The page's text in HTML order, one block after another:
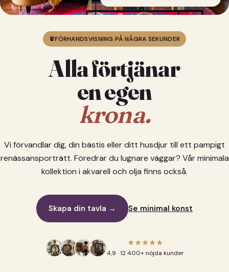
♛FÖRHANDSVISNING PÅ NÅGRA SEKUNDER
Alla förtjänar
en egen
krona.
Vi förvandlar dig, din bästis eller ditt husdjur till ett pampigt
renässansporträtt. Föredrar du lugnare väggar? Vår minimala
kollektion i akvarell och olja finns också.
Skapa din tavla → Se minimal konst
★★★★★
4,9 · 12 400+ nöjda kunder